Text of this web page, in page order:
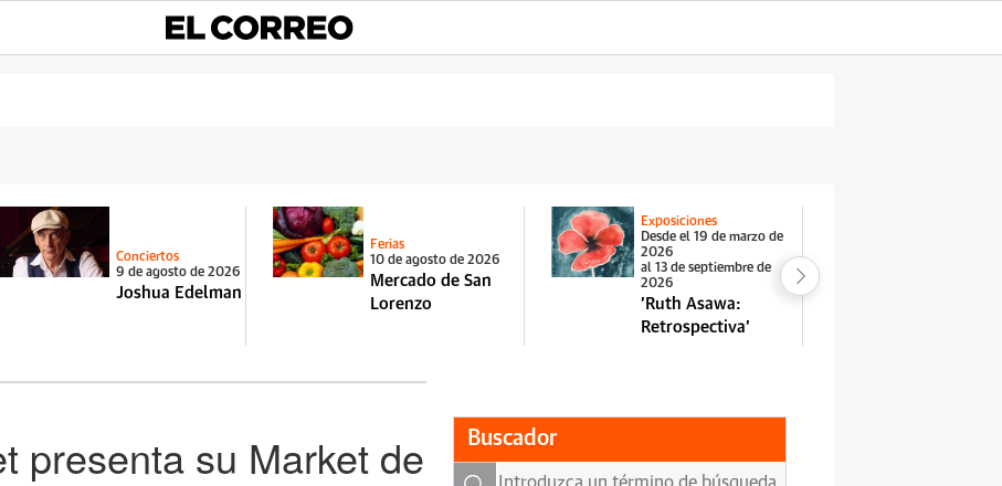
Conciertos
9 de agosto de 2026
Joshua Edelman
Ferias
10 de agosto de 2026
Mercado de San
Lorenzo
Exposiciones
Desde el 19 de marzo de
2026
al 13 de septiembre de
2026
'Ruth Asawa:
Retrospectiva'
presenta su Market de Buscador